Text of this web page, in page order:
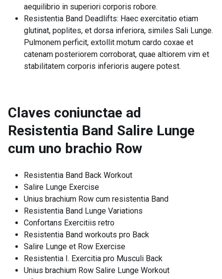
aequilibrio in superiori corporis robore.
Resistentia Band Deadlifts: Haec exercitatio etiam
glutinat, poplites, et dorsa inferiora, similes Sali Lunge.
Pulmonem perficit, extollit motum cardo coxae et
catenam posteriorem corroborat, quae altiorem vim et
stabilitatem corporis inferioris augere potest.
Claves coniunctae ad
Resistentia Band Salire Lunge
cum uno brachio Row
Resistentia Band Back Workout
Salire Lunge Exercise
Unius brachium Row cum resistentia Band
Resistentia Band Lunge Variations
Confortans Exercitiis retro
Resistentia Band workouts pro Back
Salire Lunge et Row Exercise
Resistentia I. Exercitia pro Musculi Back
Unius brachium Row Salire Lunge Workout